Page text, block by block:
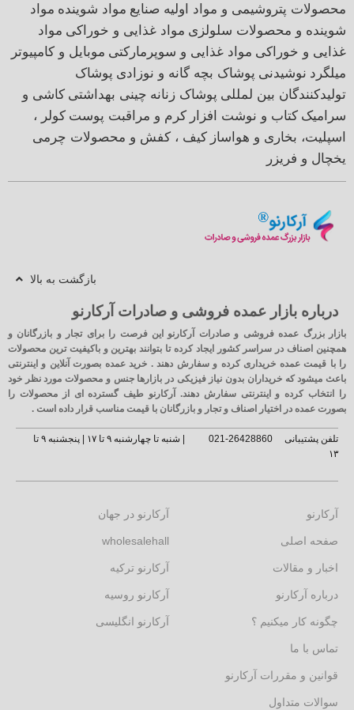
محصولات پتروشیمی و مواد اولیه صنایع مواد شوینده مواد
شوینده و محصولات سلولزی مواد غذایی و خوراکی مواد
غذایی و خوراکی مواد غذایی و سوپرمارکتی موبایل و کامپیوتر
میلگرد نوشیدنی پوشاک بچه گانه و نوزادی پوشاک
تولیدکنندگان بین لمللی پوشاک زنانه چینی بهداشتی کاشی و
سرامیک کتاب و نوشت افزار کرم و مراقبت پوست کولر ،
اسپلیت، بخاری و هواساز کیف ، کفش و محصولات چرمی
یخچال و فریزر
بازگشت به بالا
درباره بازار عمده فروشی و صادرات آرکارنو
بازار بزرگ عمده فروشی و صادرات آرکارنو این فرصت را برای تجار و بازرگانان و
همچنین اصناف در سراسر کشور ایجاد کرده تا بتوانند بهترین و باکیفیت ترین محصولات
را با قیمت عمده خریداری کرده و سفارش دهند . خرید عمده بصورت آنلاین و اینترنتی
باعث میشود که خریداران بدون نیاز فیزیکی در بازارها جنس و محصولات مورد نظر خود
را انتخاب کرده و اینترنتی سفارش دهند. آرکارنو طیف گسترده ای از محصولات را
بصورت عمده در اختیار اصناف و تجار و بازرگانان با قیمت مناسب قرار داده است .
تلفن پشتیبانی 26428860-021
| شنبه تا چهارشنبه ۹ تا ۱۷ | پنجشنبه ۹ تا
۱۳
آرکارنو
صفحه اصلی
اخبار و مقالات
درباره آرکارنو
چگونه کار میکنیم ؟
تماس با ما
قوانین و مقررات آرکارنو
سوالات متداول
آرکارنو در جهان
wholesalehall
آرکارنو ترکیه
آرکارنو روسیه
آرکارنو انگلیسی